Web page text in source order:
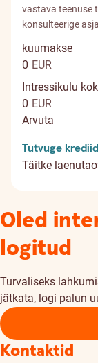
vastava teenuse
konsulteerige
kuumakse
0 EUR
Intressikulu
0 EUR
Arvuta
Tutvuge
Täitke
Oled
logitud
Turvaliseks
jätkata, logi palun
Kontaktid